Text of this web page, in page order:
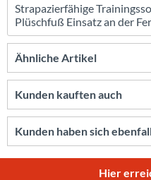
Strapazierfähige
Plüschfuß Einsatz an der
Ähnliche Artikel
Kunden kauften auch
Kunden haben sich
Hier